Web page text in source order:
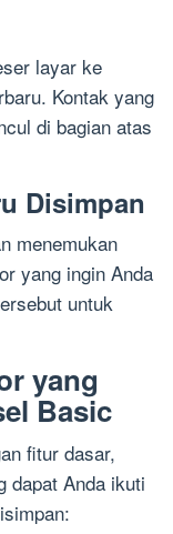
layar ke
Kontak yang
di bagian atas
Disimpan
menemukan
yang ingin Anda
untuk
yang
Basic
fitur dasar,
dapat Anda ikuti